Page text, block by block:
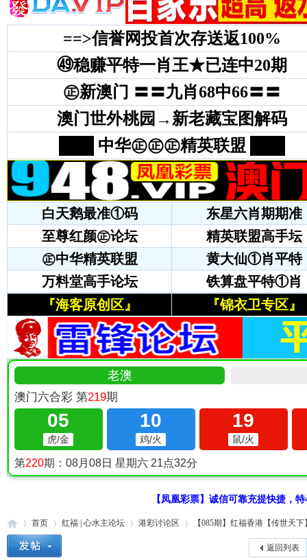
【凤凰彩票】诚信可靠充提快捷，
首页 红福 | 心水主论坛 港彩讨论区 【085期】红福香港【传世天
返回列表